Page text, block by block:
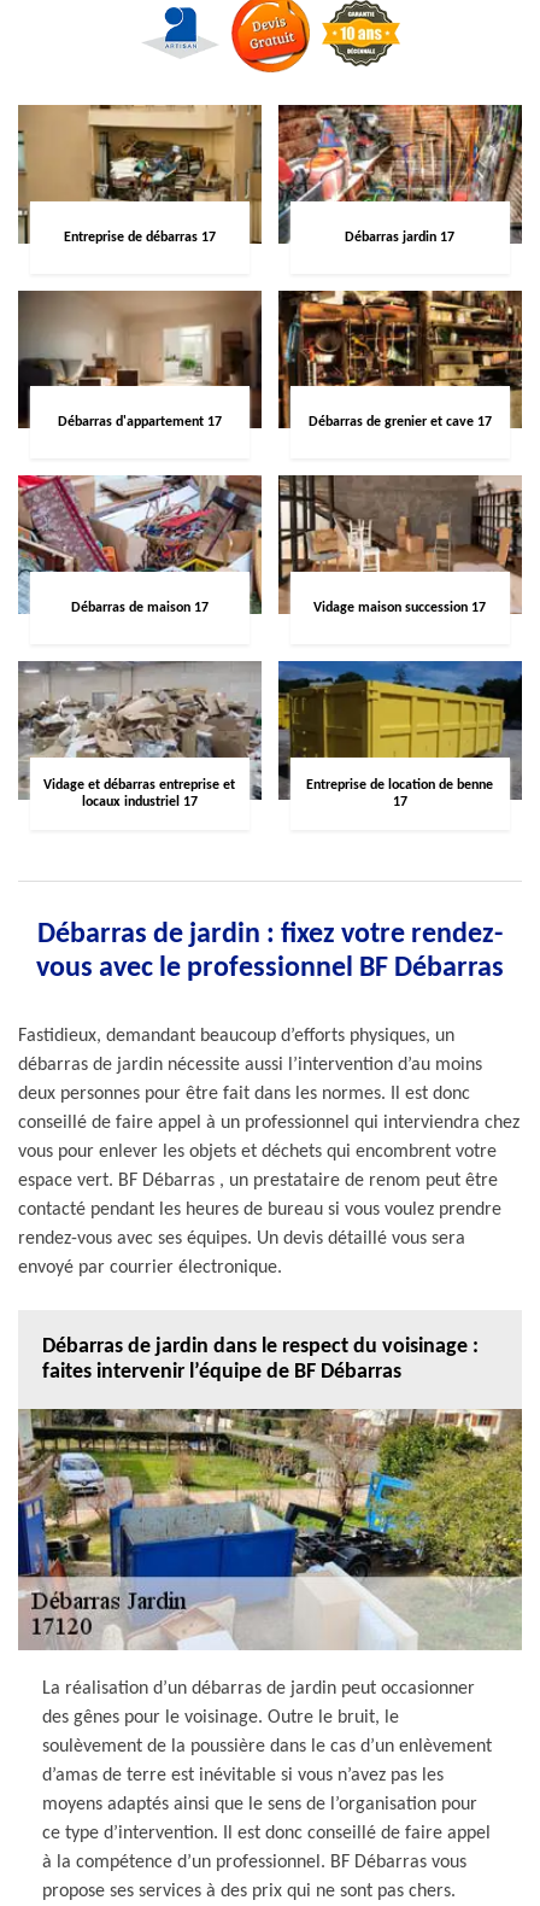
Entreprise de débarras 17 Débarras jardin 17
Débarras d'appartement 17 Débarras de grenier et cave 17
Débarras de maison 17 Vidage maison succession 17
Vidage et débarras entreprise et
locaux industriel 17
Entreprise de location de benne
17
Débarras de jardin : fixez votre rendez-
vous avec le professionnel BF Débarras
Fastidieux, demandant beaucoup d’efforts physiques, un
débarras de jardin nécessite aussi l’intervention d’au moins
deux personnes pour être fait dans les normes. Il est donc
conseillé de faire appel à un professionnel qui interviendra chez
vous pour enlever les objets et déchets qui encombrent votre
espace vert. BF Débarras , un prestataire de renom peut être
contacté pendant les heures de bureau si vous voulez prendre
rendez-vous avec ses équipes. Un devis détaillé vous sera
envoyé par courrier électronique.
Débarras de jardin dans le respect du voisinage :
faites intervenir l’équipe de BF Débarras
La réalisation d’un débarras de jardin peut occasionner
des gênes pour le voisinage. Outre le bruit, le
soulèvement de la poussière dans le cas d’un enlèvement
d’amas de terre est inévitable si vous n’avez pas les
moyens adaptés ainsi que le sens de l’organisation pour
ce type d’intervention. Il est donc conseillé de faire appel
à la compétence d’un professionnel. BF Débarras vous
propose ses services à des prix qui ne sont pas chers.